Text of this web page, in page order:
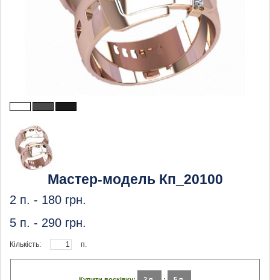
Мастер-модель Кп_20100
2 п. - 180 грн.
5 п. - 290 грн.
Кількість: п.